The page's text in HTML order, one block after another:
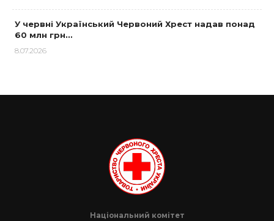
У червні Український Червоний Хрест надав понад
60 млн грн…
8.07.2026
Національний комітет